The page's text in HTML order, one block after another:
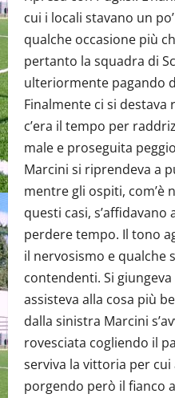
cui i locali stavano un
qualche occasione più
pertanto la squadra di
ulteriormente pagando
Finalmente ci si
c’era il tempo per
male e proseguita
Marcini si riprendeva a
mentre gli ospiti, com’è
questi casi,
perdere tempo. Il tono
il nervosismo e qualche
contendenti. Si giungeva
assisteva alla cosa più
dalla sinistra Marcini
rovesciata cogliendo il
serviva la vittoria per
porgendo però il fianco